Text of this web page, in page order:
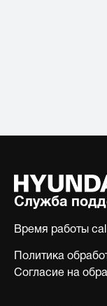
Служба
Время работы
Политика
Согласие на